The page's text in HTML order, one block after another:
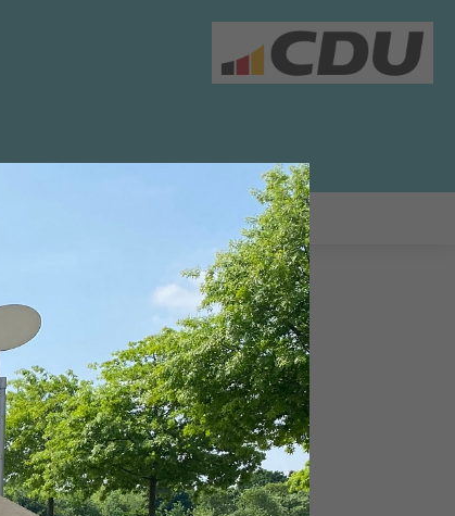
28.01.2015